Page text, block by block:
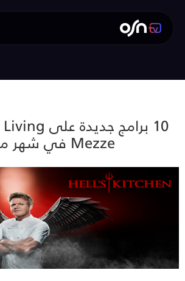
Mezze في شهر مايو